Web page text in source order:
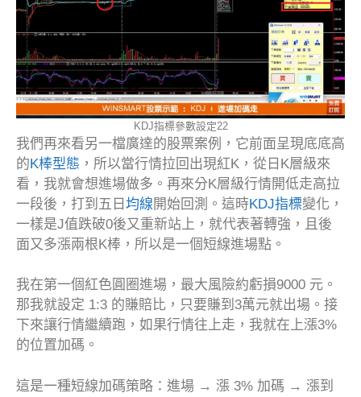
KDJ指標參數設定22
我們再來看另一檔廣達的股票案例，它前面呈現底底高
的K棒型態 ，所以當行情拉回出現紅K，從日K層級來
看，我就會想進場做多。再來分K層級行情開低走高拉
一段後，打到五日 均線開始回測。這時KDJ指標變化，
一樣是J值跌破0後又重新站上，就代表著轉強，且後
面又多漲兩根K棒，所以是一個短線進場點。
我在第一個紅色圓圈進場，最大風險約虧損9000 元。
那我就設定 1:3 的賺賠比，只要賺到3萬元就出場。接
下來讓行情繼續跑，如果行情往上走，我就在上漲3%
的位置加碼。
這是一種短線加碼策略：進場 → 漲 3% 加碼 → 漲到